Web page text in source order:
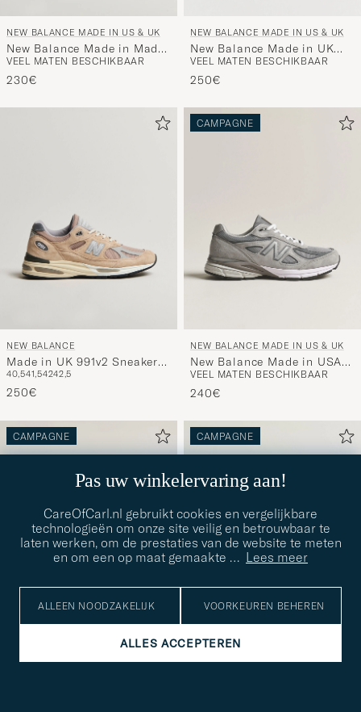
NEW BALANCE MADE IN US & UK
New Balance Made in Made
in USA 992 Sneakers White
VEEL MATEN BESCHIKBAAR
230€
NEW BALANCE MADE IN US & UK
New Balance Made in UK
991v2 Sneakers Black
VEEL MATEN BESCHIKBAAR
250€
NEW BALANCE
Made in UK 991v2 Sneakers
Sand
40,541,54242,5
250€
CAMPAGNE
NEW BALANCE MADE IN US & UK
New Balance Made in USA
990v4 Sneakers Grey
VEEL MATEN BESCHIKBAAR
240€
CAMPAGNE CAMPAGNE
Pas uw winkelervaring aan!
CareOfCarl.nl gebruikt cookies en vergelijkbare
technologieën om onze site veilig en betrouwbaar te
laten werken, om de prestaties van de website te meten
en om een op maat gemaakte … Lees meer
ALLEEN NOODZAKELIJK VOORKEUREN BEHEREN
ALLES ACCEPTEREN